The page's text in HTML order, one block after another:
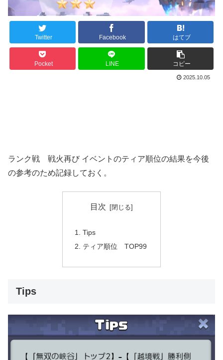
Twitter Facebook はてブ
Pocket LINE コピー
2025.10.05
ランク戦 戦火再び イベントのティア順位の結果を今後
の参考のため記録しておく。
目次
Tips
ティア順位 TOP99
Tips